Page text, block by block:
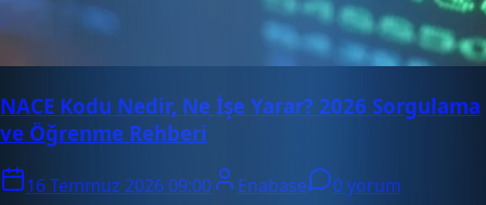
NACE Kodu Nedir, Ne İşe Yarar? 2026 Sorgulama
ve Öğrenme Rehberi
16 Temmuz 2026 09:00 Enabase 0 yorum